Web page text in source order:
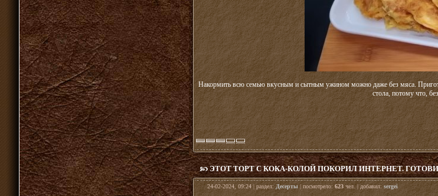
Накормить всю семью вкусным и сытным ужином можно даже без мяса.
стола, потому что,
ЭТОТ ТОРТ С КОКА-КОЛОЙ ПОКОРИЛ ИНТЕРНЕТ.
24-02-2024, 09:24 | раздел: Десерты | посмотрело: 623 чел. | добавил:sergei